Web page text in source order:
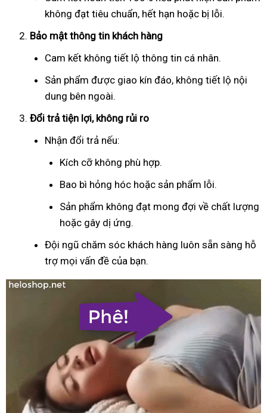
không đạt tiêu chuẩn, hết hạn hoặc bị lỗi.
Bảo mật thông tin khách hàng
Cam kết không tiết lộ thông tin cá nhân.
Sản phẩm được giao kín đáo, không tiết lộ nội
dung bên ngoài.
Đổi trả tiện lợi, không rủi ro
Nhận đổi trả nếu:
Kích cỡ không phù hợp.
Bao bì hỏng hóc hoặc sản phẩm lỗi.
Sản phẩm không đạt mong đợi về chất lượng
hoặc gây dị ứng.
Đội ngũ chăm sóc khách hàng luôn sẵn sàng hỗ
trợ mọi vấn đề của bạn.